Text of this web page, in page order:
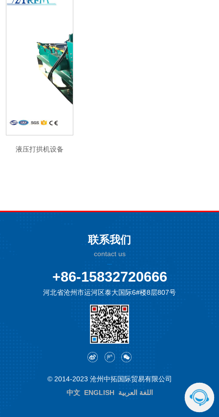
液压打拱机设备
联系我们
contact us
+86-15832720666
河北省沧州市运河区泰大国际6#楼8层807号
© 2014-2023 沧州中拓国际贸易有限公司
中文 ENGLISH اللغة العربية